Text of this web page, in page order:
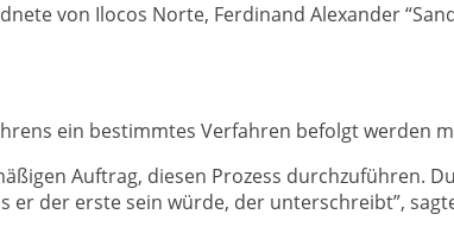
von Ilocos Norte, Ferdinand Alexander
ein bestimmtes Verfahren befolgt werden
Auftrag, diesen Prozess durchzuführen.
er der erste sein würde, der unterschreibt”,